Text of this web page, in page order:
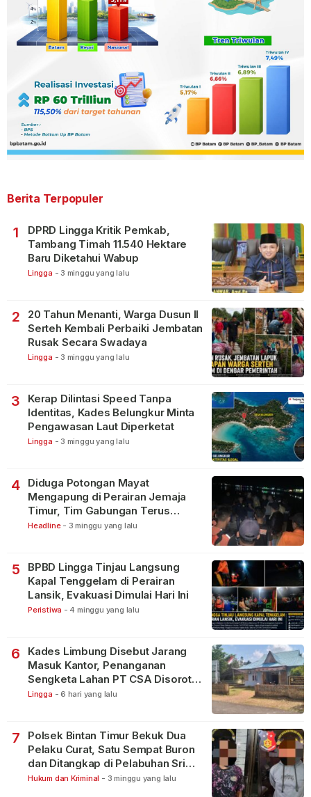
Berita Terpopuler
1
DPRD Lingga Kritik Pemkab,
Tambang Timah 11.540 Hektare
Baru Diketahui Wabup
Lingga - 3 minggu yang lalu
2
20 Tahun Menanti, Warga Dusun II
Serteh Kembali Perbaiki Jembatan
Rusak Secara Swadaya
Lingga - 3 minggu yang lalu
3
Kerap Dilintasi Speed Tanpa
Identitas, Kades Belungkur Minta
Pengawasan Laut Diperketat
Lingga - 3 minggu yang lalu
4
Diduga Potongan Mayat
Mengapung di Perairan Jemaja
Timur, Tim Gabungan Terus
Lakukan Pencarian
Headline - 3 minggu yang lalu
5
BPBD Lingga Tinjau Langsung
Kapal Tenggelam di Perairan
Lansik, Evakuasi Dimulai Hari Ini
Peristiwa - 4 minggu yang lalu
6
Kades Limbung Disebut Jarang
Masuk Kantor, Penanganan
Sengketa Lahan PT CSA Disorot
Warga
Lingga - 6 hari yang lalu
7
Polsek Bintan Timur Bekuk Dua
Pelaku Curat, Satu Sempat Buron
dan Ditangkap di Pelabuhan Sri
Bintan Pura
Hukum dan Kriminal - 3 minggu yang lalu